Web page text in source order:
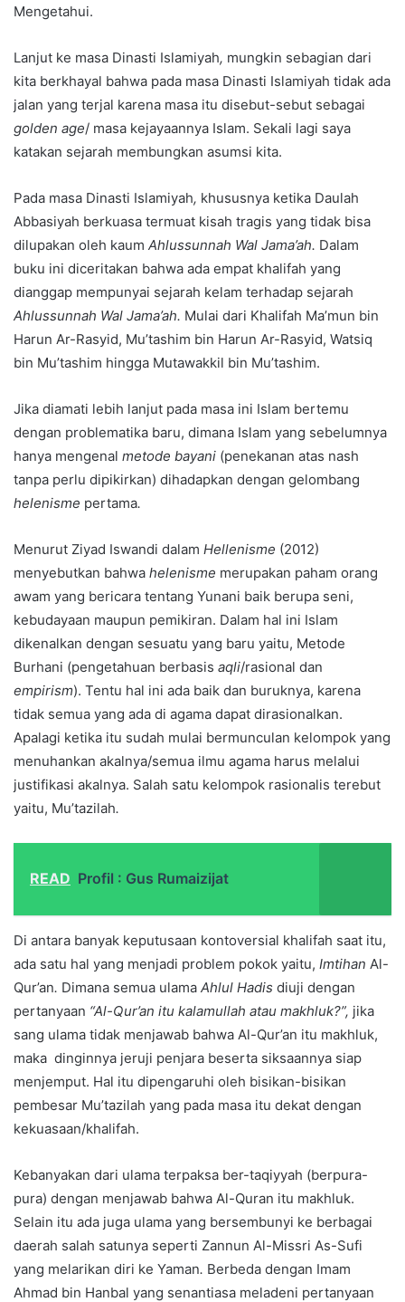
Mengetahui.
Lanjut ke masa Dinasti Islamiyah, mungkin sebagian dari
kita berkhayal bahwa pada masa Dinasti Islamiyah tidak ada
jalan yang terjal karena masa itu disebut-sebut sebagai
golden age/ masa kejayaannya Islam. Sekali lagi saya
katakan sejarah membungkan asumsi kita.
Pada masa Dinasti Islamiyah, khususnya ketika Daulah
Abbasiyah berkuasa termuat kisah tragis yang tidak bisa
dilupakan oleh kaum Ahlussunnah Wal Jama’ah. Dalam
buku ini diceritakan bahwa ada empat khalifah yang
dianggap mempunyai sejarah kelam terhadap sejarah
Ahlussunnah Wal Jama’ah. Mulai dari Khalifah Ma’mun bin
Harun Ar-Rasyid, Mu’tashim bin Harun Ar-Rasyid, Watsiq
bin Mu’tashim hingga Mutawakkil bin Mu’tashim.
Jika diamati lebih lanjut pada masa ini Islam bertemu
dengan problematika baru, dimana Islam yang sebelumnya
hanya mengenal metode bayani (penekanan atas nash
tanpa perlu dipikirkan) dihadapkan dengan gelombang
helenisme pertama.
Menurut Ziyad Iswandi dalam Hellenisme (2012)
menyebutkan bahwa helenisme merupakan paham orang
awam yang bericara tentang Yunani baik berupa seni,
kebudayaan maupun pemikiran. Dalam hal ini Islam
dikenalkan dengan sesuatu yang baru yaitu, Metode
Burhani (pengetahuan berbasis aqli/rasional dan
empirism). Tentu hal ini ada baik dan buruknya, karena
tidak semua yang ada di agama dapat dirasionalkan.
Apalagi ketika itu sudah mulai bermunculan kelompok yang
menuhankan akalnya/semua ilmu agama harus melalui
justifikasi akalnya. Salah satu kelompok rasionalis terebut
yaitu, Mu’tazilah.
READ Profil : Gus Rumaizijat
Di antara banyak keputusaan kontoversial khalifah saat itu,
ada satu hal yang menjadi problem pokok yaitu, Imtihan Al-
Qur’an. Dimana semua ulama Ahlul Hadis diuji dengan
pertanyaan “Al-Qur’an itu kalamullah atau makhluk?”, jika
sang ulama tidak menjawab bahwa Al-Qur’an itu makhluk,
maka dinginnya jeruji penjara beserta siksaannya siap
menjemput. Hal itu dipengaruhi oleh bisikan-bisikan
pembesar Mu’tazilah yang pada masa itu dekat dengan
kekuasaan/khalifah.
Kebanyakan dari ulama terpaksa ber-taqiyyah (berpura-
pura) dengan menjawab bahwa Al-Quran itu makhluk.
Selain itu ada juga ulama yang bersembunyi ke berbagai
daerah salah satunya seperti Zannun Al-Missri As-Sufi
yang melarikan diri ke Yaman. Berbeda dengan Imam
Ahmad bin Hanbal yang senantiasa meladeni pertanyaan